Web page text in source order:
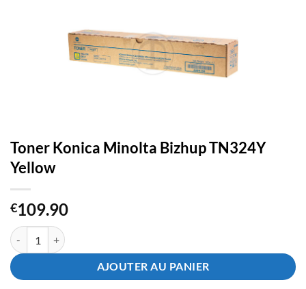
Toner Konica Minolta Bizhup TN324Y
Yellow
€109.90
quantité de Toner Konica Minolta Bizhup TN324Y Yellow
AJOUTER AU PANIER